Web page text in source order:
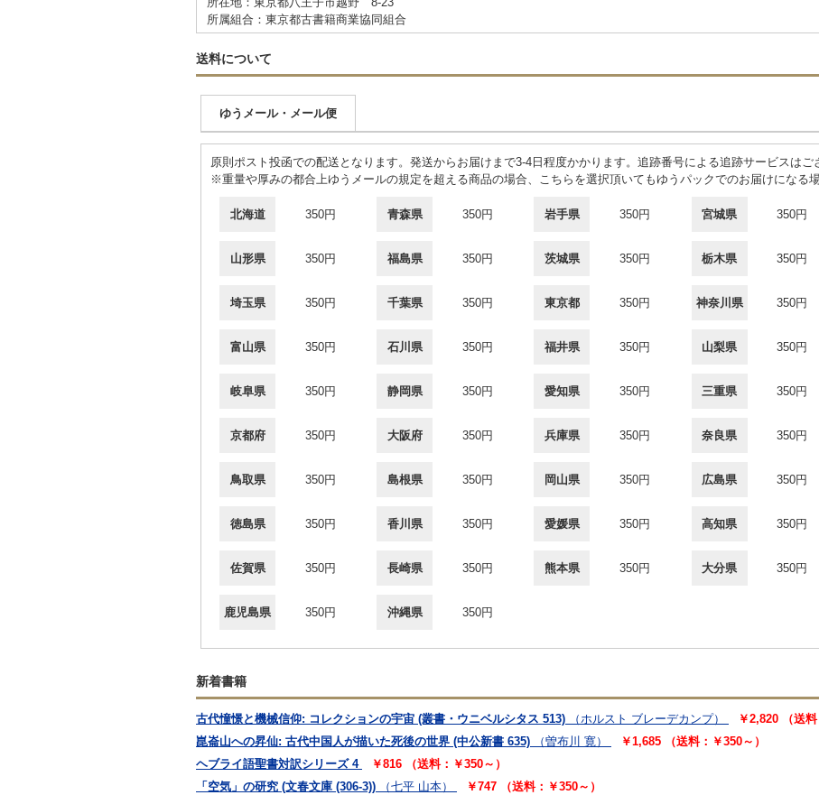
所属組合：東京都古書籍商業協同組合
送料について
ゆうメール・メール便
原則ポスト投函での配送となります。発送からお届けまで3-4日程度かかります。追跡番号による追跡サービスはご
※重量や厚みの都合上ゆうメールの規定を超える商品の場合、こちらを選択頂いてもゆうパックでのお届けになる場
北海道 350円 青森県 350円 岩手県 350円 宮城県 350円
山形県 350円 福島県 350円 茨城県 350円 栃木県 350円
埼玉県 350円 千葉県 350円 東京都 350円 神奈川県 350円
富山県 350円 石川県 350円 福井県 350円 山梨県 350円
岐阜県 350円 静岡県 350円 愛知県 350円 三重県 350円
京都府 350円 大阪府 350円 兵庫県 350円 奈良県 350円
鳥取県 350円 島根県 350円 岡山県 350円 広島県 350円
徳島県 350円 香川県 350円 愛媛県 350円 高知県 350円
佐賀県 350円 長崎県 350円 熊本県 350円 大分県 350円
鹿児島県 350円 沖縄県 350円
新着書籍
古代憧憬と機械信仰: コレクションの宇宙 (叢書・ウニベルシタス 513) （ホルスト ブレーデカンプ）
￥2,820 （送料
崑崙山への昇仙: 古代中国人が描いた死後の世界 (中公新書 635)
（曽布川 寛）
￥1,685 （送料：￥350～）
ヘブライ語聖書対訳シリーズ 4
￥816 （送料：￥350～）
「空気」の研究 (文春文庫 (306‐3))
（七平 山本） ￥747 （送料：￥350～）